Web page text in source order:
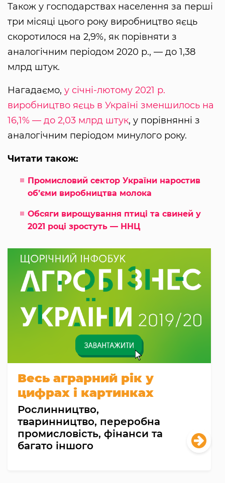
Також у господарствах населення за перші
три місяці цього року виробництво яєць
скоротилося на 2,9%, як порівняти з
аналогічним періодом 2020 р., — до 1,38
млрд штук.
Нагадаємо, у січні-лютому 2021 р.
виробництво яєць в Україні зменшилось на
16,1% — до 2,03 млрд штук, у порівнянні з
аналогічним періодом минулого року.
Читати також:
Промисловий сектор України наростив
об’єми виробництва молока
Обсяги вирощування птиці та свиней у
2021 році зростуть — ННЦ
Весь аграрний рік у
цифрах і картинках
Рослинництво,
тваринництво, переробна
промисловість, фінанси та
багато іншого